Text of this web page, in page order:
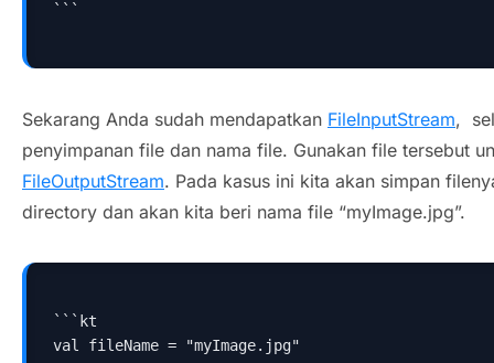
```
Sekarang Anda sudah mendapatkan FileInputStream,
penyimpanan file dan nama file. Gunakan file tersebut
FileOutputStream. Pada kasus ini kita akan simpan
directory dan akan kita beri nama file “myImage.jpg”.
```kt
val fileName = "myImage.jpg"